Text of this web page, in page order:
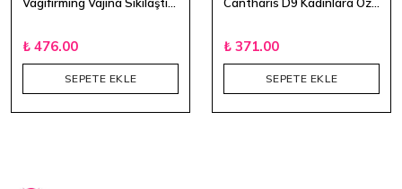
₺ 476.00
SEPETE EKLE
₺ 371.00
SEPETE EKLE